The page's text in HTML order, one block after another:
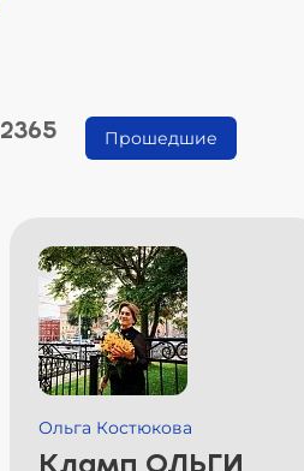
2365 Прошедшие
Ольга Костюкова
Кламп ОЛЬГИ